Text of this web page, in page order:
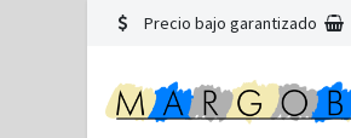
Precio bajo garantizado